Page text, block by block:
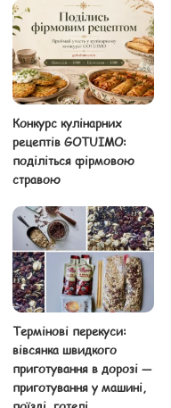
Конкурс кулінарних
рецептів GOTUIMO:
поділіться фірмовою
стравою
Термінові перекуси:
вівсянка швидкого
приготування в дорозі —
приготування у машині,